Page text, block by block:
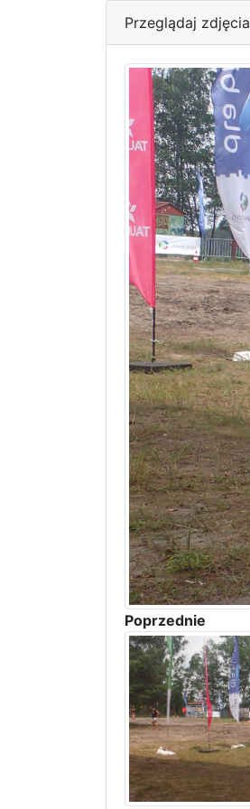
Przeglądaj zdjęcia
Poprzednie